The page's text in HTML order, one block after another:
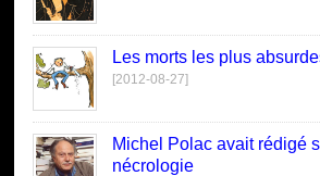
Les morts les plus
[2012-08-27]
Michel Polac avait rédigé
nécrologie